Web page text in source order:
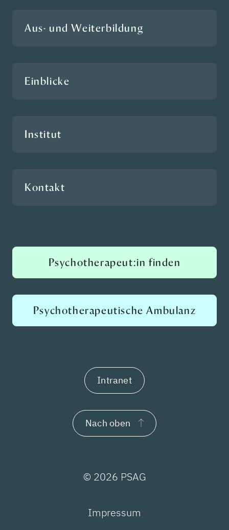
Aus- und Weiterbildung
Einblicke
Institut
Kontakt
Psychotherapeut:in finden
Psychotherapeutische Ambulanz
Intranet
Nach oben
© 2026 PSAG
Impressum